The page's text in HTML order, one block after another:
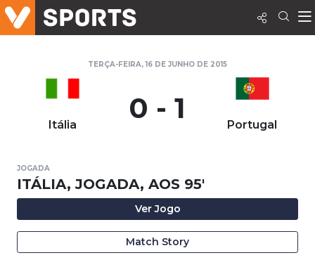
TERÇA-FEIRA, 16 DE JUNHO DE 2015
Itália 0 - 1 Portugal
JOGADA
ITÁLIA, JOGADA, AOS 95'
Ver Jogo
Match Story